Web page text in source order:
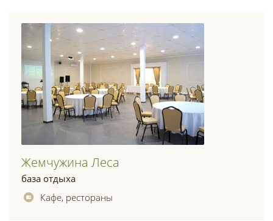
Жемчужина Леса
база отдыха
Кафе, рестораны